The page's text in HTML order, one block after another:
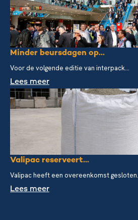
Minder beursdagen op...
Voor de volgende editie van interpack...
Lees meer
Valipac reserveert...
Valipac heeft een overeenkomst
Lees meer